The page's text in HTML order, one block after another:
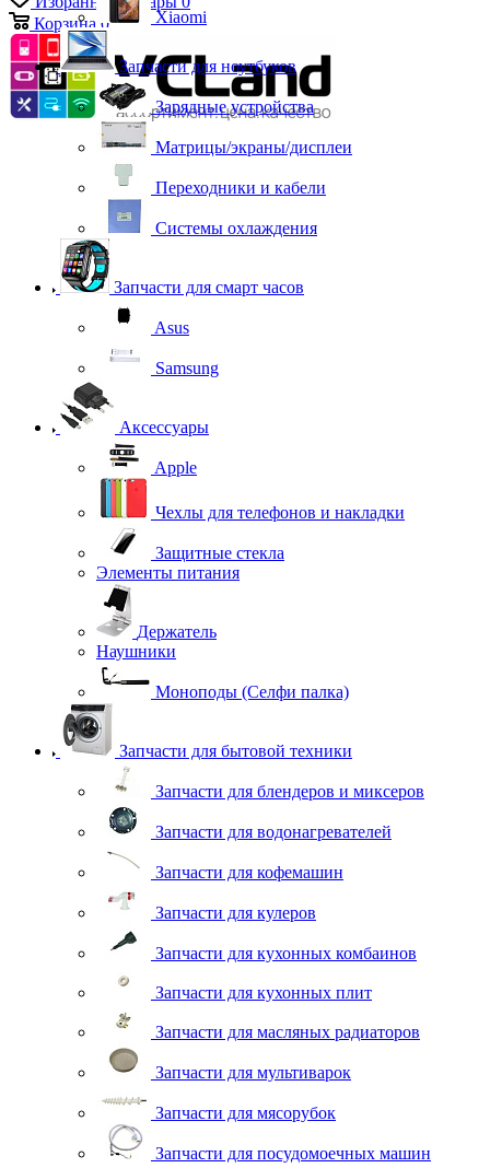
Корзина 0 Xiaomi
Запчасти для ноутбуков
Зарядные устройства
Матрицы/экраны/дисплеи
Переходники и кабели
Системы охлаждения
Запчасти для смарт часов
Asus
Samsung
Аксессуары
Apple
Чехлы для телефонов и накладки
Защитные стекла
Элементы питания
Держатель
Наушники
Моноподы (Селфи палка)
Запчасти для бытовой техники
Запчасти для блендеров и миксеров
Запчасти для водонагревателей
Запчасти для кофемашин
Запчасти для кулеров
Запчасти для кухонных комбаинов
Запчасти для кухонных плит
Запчасти для масляных радиаторов
Запчасти для мультиварок
Запчасти для мясорубок
Запчасти для посудомоечных машин